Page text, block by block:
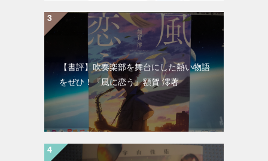
【書評】吹奏楽部を舞台にした熱い物語
をぜひ！『風に恋う』額賀 澪著